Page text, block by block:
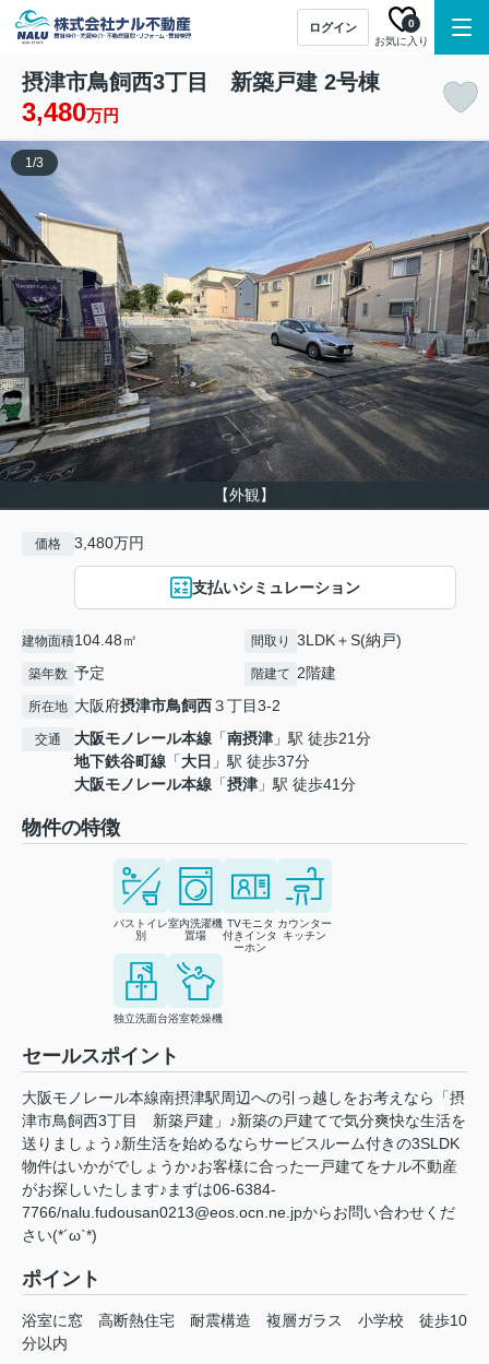
ログイン
お気に入り
0
摂津市鳥飼西3丁目 新築戸建 2号棟
3,480万円
【外観】
1/3
価格 3,480万円
支払いシミュレーション
建物面積104.48㎡ 間取り 3LDK＋S(納戸)
築年数 予定 階建て 2階建
所在地 大阪府摂津市鳥飼西３丁目3-2
交通 大阪モノレール本線 「南摂津 」駅 徒歩21分
地下鉄谷町線 「大日 」駅 徒歩37分
大阪モノレール本線 「摂津 」駅 徒歩41分
物件の特徴
バストイレ
別
室内洗濯機
置場
TVモニタ
付きインタ
ーホン
カウンター
キッチン
独立洗面台浴室乾燥機
セールスポイント
大阪モノレール本線南摂津駅周辺への引っ越しをお考えなら「摂
津市鳥飼西3丁目 新築戸建」♪新築の戸建てで気分爽快な生活を
送りましょう♪新生活を始めるならサービスルーム付きの3SLDK
物件はいかがでしょうか♪お客様に合った一戸建てをナル不動産
がお探しいたします♪まずは06-6384-
7766/nalu.fudousan0213@eos.ocn.ne.jpからお問い合わせくだ
さい(*´ω`*)
ポイント
浴室に窓 高断熱住宅 耐震構造 複層ガラス 小学校
徒歩10
分以内